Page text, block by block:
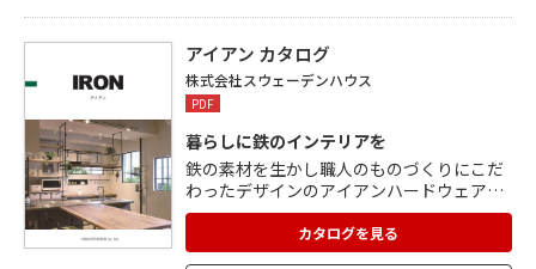
アイアン カタログ
株式会社スウェーデンハウス
PDF
暮らしに鉄のインテリアを
鉄の素材を生かし職人のものづくりにこだ
わったデザインのアイアンハードウェア。
鉄の持つ重たいイメージと鉄の自然な温か
さを引き出し、現代の暮らしに合うインテ
リアをご提案。 ムクキッチン吊り棚やシェ
カタログを見る